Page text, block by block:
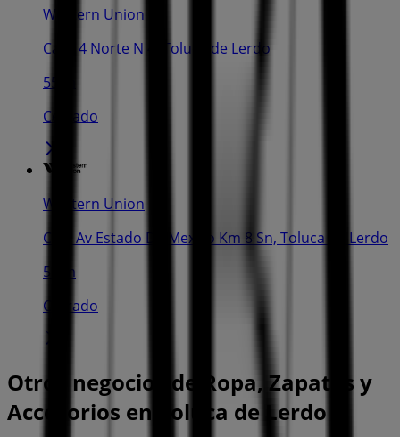
Western Union
Calle 4 Norte N 4, Toluca de Lerdo
55 m
Cerrado
Western Union
Carr Av Estado De Mexico Km 8 Sn, Toluca de Lerdo
56 m
Cerrado
Otros negocios de Ropa, Zapatos y
Accesorios en Toluca de Lerdo